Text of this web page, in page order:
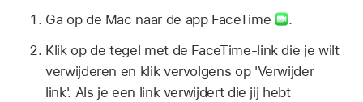
Ga op de Mac naar de app FaceTime
.
Klik op de tegel met de FaceTime-link die je wilt
verwijderen en klik vervolgens op 'Verwijder
link'. Als je een link verwijdert die jij hebt